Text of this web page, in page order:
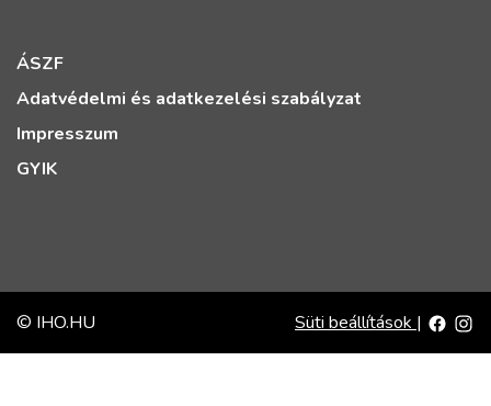
ÁSZF
Adatvédelmi és adatkezelési szabályzat
Impresszum
GYIK
© IHO.HU Süti beállítások |